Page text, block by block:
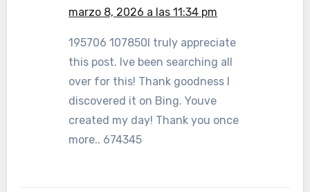
marzo 8, 2026 a las 11:34 pm
195706 107850I truly appreciate
this post. Ive been searching all
over for this! Thank goodness I
discovered it on Bing. Youve
created my day! Thank you once
more.. 674345